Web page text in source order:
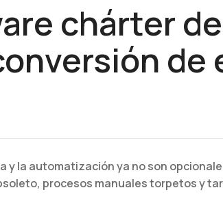
chárter
de
la automatización ya no son
procesos manuales torpetos y